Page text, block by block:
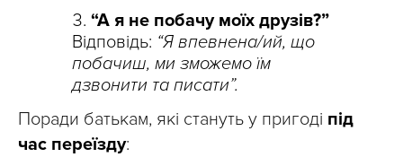
“А я не побачу моїх друзів?”
Відповідь: “Я впевнена/ий, що
побачиш, ми зможемо їм
дзвонити та писати”.
Поради батькам, які стануть у пригоді під
час переїзду: